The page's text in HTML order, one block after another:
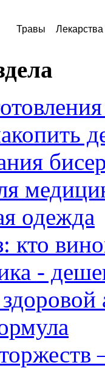
Травы Лекарства
одежда
кто
-